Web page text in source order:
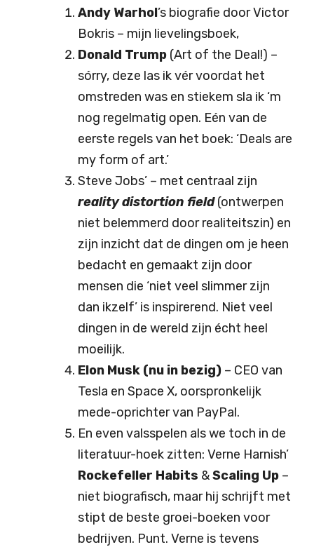
Andy Warhol’s biografie door Victor
Bokris – mijn lievelingsboek,
Donald Trump (Art of the Deal!) –
sórry, deze las ik vér voordat het
omstreden was en stiekem sla ik ‘m
nog regelmatig open. Eén van de
eerste regels van het boek: ‘Deals are
my form of art.’
Steve Jobs’ – met centraal zijn
reality distortion field(ontwerpen
niet belemmerd door realiteitszin) en
zijn inzicht dat de dingen om je heen
bedacht en gemaakt zijn door
mensen die ‘niet veel slimmer zijn
dan ikzelf’ is inspirerend. Niet veel
dingen in de wereld zijn écht heel
moeilijk.
Elon Musk (nu in bezig) – CEO van
Tesla en Space X, oorspronkelijk
mede-oprichter van PayPal.
En even valsspelen als we toch in de
literatuur-hoek zitten: Verne Harnish’
Rockefeller Habits &Scaling Up –
niet biografisch, maar hij schrijft met
stipt de beste groei-boeken voor
bedrijven. Punt. Verne is tevens